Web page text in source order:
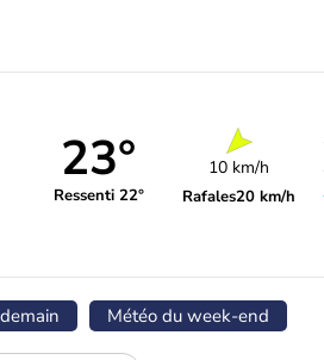
23°
Ressenti 22°
10 km/h
Rafales20 km/h
Météo du week-end